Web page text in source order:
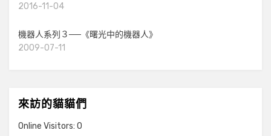
2016-11-04
機器人系列３──《曙光中的機器人》
2009-07-11
來訪的貓貓們
Online Visitors: 0